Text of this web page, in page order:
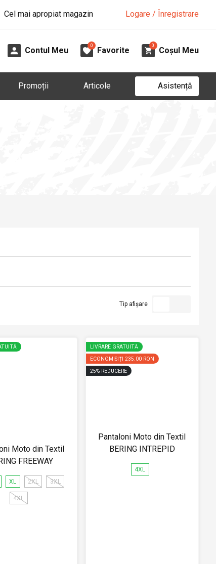
Cel mai apropiat magazin Logare / Înregistrare
Contul Meu
0
Favorite
0
Coșul Meu
Promoții Articole Asistență
Tip afișare
Moto din Textil
FREEWAY
XL 2XL 3XL
4XL
LIVRARE GRATUITĂ
ECONOMISIȚI 235.00 RON
25% REDUCERE
Pantaloni Moto din Textil
BERING INTREPID
4XL